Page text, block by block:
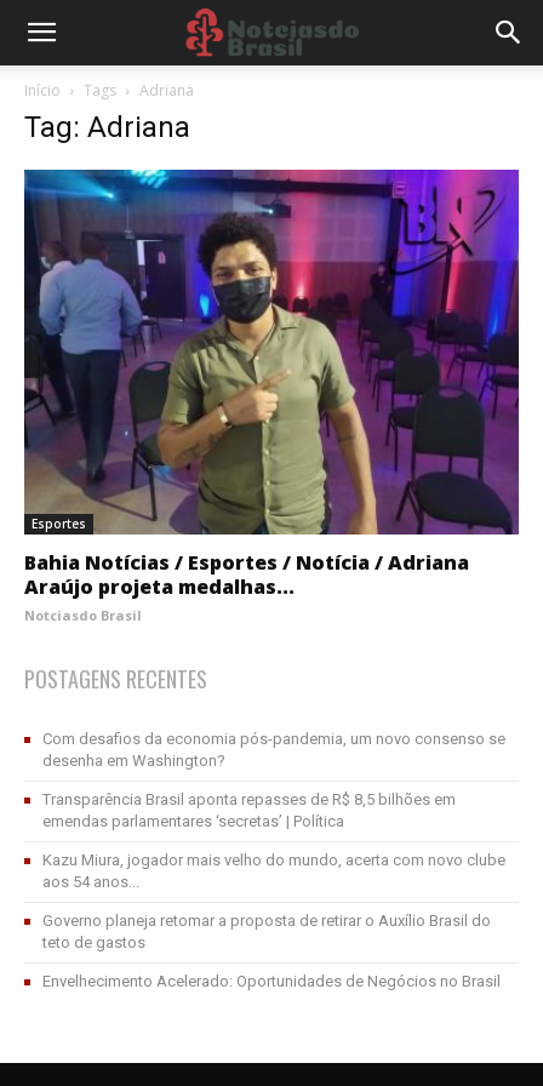
Início Tags Adriana
Tag: Adriana
Esportes
Bahia Notícias / Esportes / Notícia / Adriana
Araújo projeta medalhas...
Notciasdo Brasil
POSTAGENS RECENTES
Com desafios da economia pós-pandemia, um novo consenso se
desenha em Washington?
Transparência Brasil aponta repasses de R$ 8,5 bilhões em
emendas parlamentares ‘secretas’ | Política
Kazu Miura, jogador mais velho do mundo, acerta com novo clube
aos 54 anos...
Governo planeja retomar a proposta de retirar o Auxílio Brasil do
teto de gastos
Envelhecimento Acelerado: Oportunidades de Negócios no Brasil